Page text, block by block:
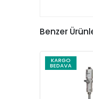
Benzer
KARGO
BEDAVA